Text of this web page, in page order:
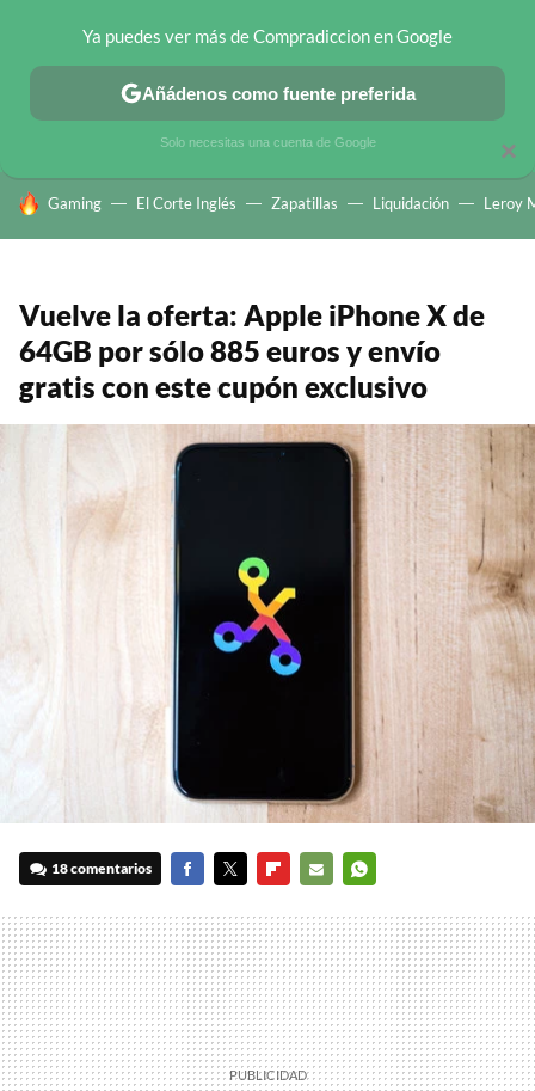
CHOLLOS TELEGRAM OFERTAS EN MÓVILES OFERTAS EN
HOY SE HABLA DE
Gaming El Corte Inglés Zapatillas Liquidación Leroy
Vuelve la oferta: Apple iPhone X de
64GB por sólo 885 euros y envío
gratis con este cupón exclusivo
18 comentarios
MAIL
×
Ya puedes ver más de Compradiccion en Google
Añádenos como fuente preferida
Solo necesitas una cuenta de Google